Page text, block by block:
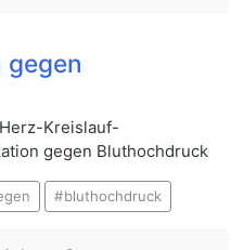
gegen
Kreislauf-
gegen Bluthochdruck
bluthochdruck